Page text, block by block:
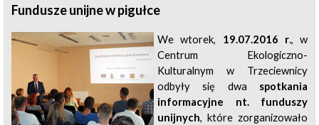
Fundusze unijne w pigułce
We wtorek, 19.07.2016 r., w
Centrum Ekologiczno-
Kulturalnym w Trzeciewnicy
odbyły się dwa spotkania
informacyjne nt. funduszy
unijnych, które zorganizowało